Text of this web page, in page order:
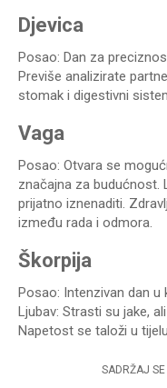
Djevica
Posao: Dan za
Previše analizirate
stomak i digestivni
Vaga
Posao: Otvara se
značajna za budućnost.
prijatno iznenaditi.
između rada i odmora.
Škorpija
Posao: Intenzivan dan u
Ljubav: Strasti su jake,
Napetost se taloži u tijelu.
SADRŽAJ